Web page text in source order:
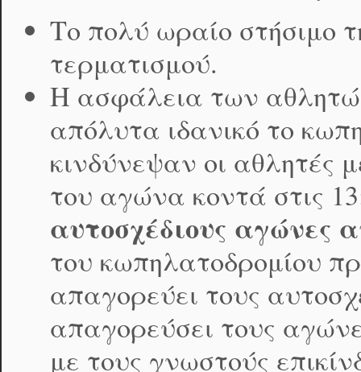
Το πολύ ωραίο στήσιμο
τερματισμού.
Η ασφάλεια των
απόλυτα ιδανικό το
κινδύνεψαν οι αθλητές
του αγώνα κοντά στις
αυτοσχέδιους αγώνες
του κωπηλατοδρομίου
απαγορεύει τους
απαγορεύσει τους
με τους γνωστούς